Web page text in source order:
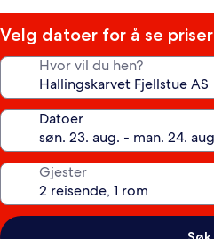
stjerner
Velg datoer for å se priser
Hvor vil du hen?
Datoer
Gjester